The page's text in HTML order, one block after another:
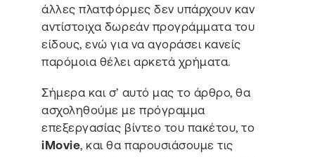
άλλες πλατφόρμες δεν υπάρχουν καν
αντίστοιχα δωρεάν προγράμματα του
είδους, ενώ για να αγοράσει κανείς
παρόμοια θέλει αρκετά χρήματα.
Σήμερα και σ’ αυτό μας το άρθρο, θα
ασχοληθούμε με πρόγραμμα
επεξεργασίας βίντεο του πακέτου, το
iMovie, και θα παρουσιάσουμε τις